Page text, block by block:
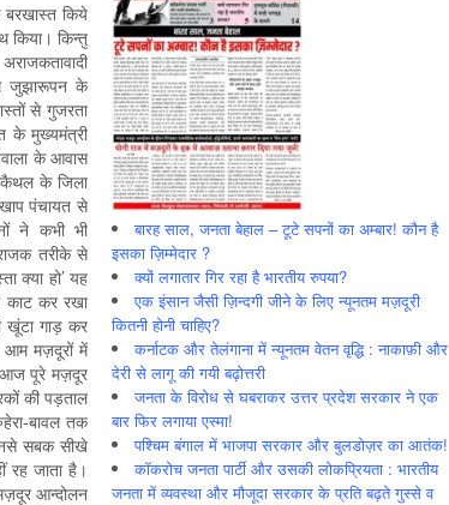
किये
किया। किन्तु
जुझारूपन के
से गुजरता
के मुख्यमंत्री
के आवास
कैथल के जिला
पंचायत से
ने कभी भी
तरीके से
क्या हो’ यह
काट कर रखा
खूंटा गाड़ कर
आम मज़दूरों में
आज पूरे मज़दूर
की पड़ताल
बावल तक
सबक सीखे
रह जाता है।
आन्दोलन
बारह साल, जनता बेहाल – टूटे सपनों का अम्बार! कौन है
इसका ज़िम्मेदार ?
क्यों लगातार गिर रहा है भारतीय रुपया?
एक इंसान जैसी ज़िन्दगी जीने के लिए न्यूनतम मज़दूरी
कितनी होनी चाहिए?
कर्नाटक और तेलंगाना में न्यूनतम वेतन वृद्धि : नाकाफ़ी और
देरी से लागू की गयी बढ़ोत्तरी
जनता के विरोध से घबराकर उत्तर प्रदेश सरकार ने एक
बार फिर लगाया एस्मा!
पश्चिम बंगाल में भाजपा सरकार और बुलडोज़र का आतंक!
कॉकरोच जनता पार्टी और उसकी लोकप्रियता : भारतीय
जनता में व्‍यवस्‍था और मौजूदा सरकार के प्रति बढ़ते गुस्‍से व